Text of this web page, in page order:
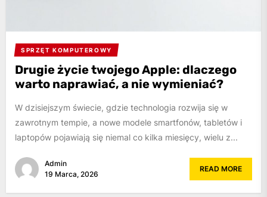
SPRZĘT KOMPUTEROWY
Drugie życie twojego Apple: dlaczego
warto naprawiać, a nie wymieniać?
W dzisiejszym świecie, gdzie technologia rozwija się w
zawrotnym tempie, a nowe modele smartfonów, tabletów i
laptopów pojawiają się niemal co kilka miesięcy, wielu z...
Admin
19 Marca, 2026
READ MORE